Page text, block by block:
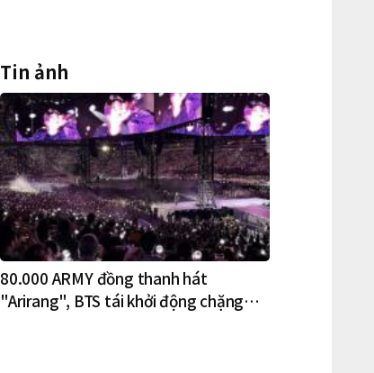
Tin ảnh
80.000 ARMY đồng thanh hát
"Arirang", BTS tái khởi động chặng